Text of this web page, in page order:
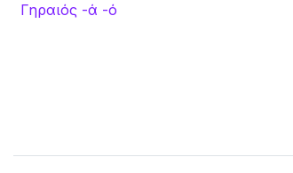
Γηραιός -ά -ό